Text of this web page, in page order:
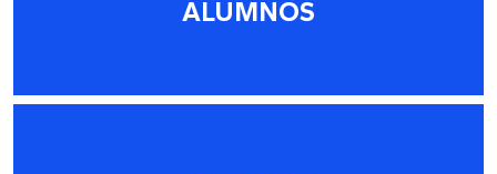
ALUMNOS